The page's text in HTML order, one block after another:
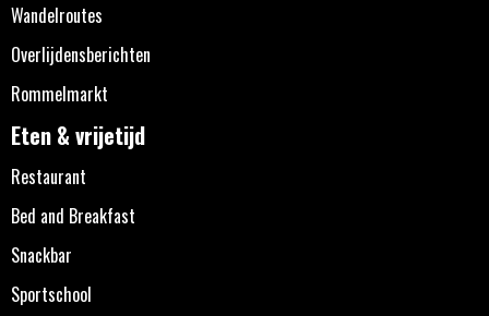
Wandelroutes
Overlijdensberichten
Rommelmarkt
Eten & vrijetijd
Restaurant
Bed and Breakfast
Snackbar
Sportschool